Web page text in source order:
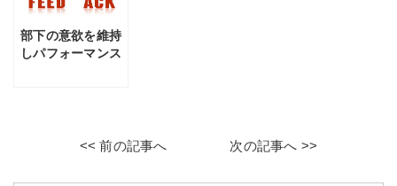
部下の意欲を維持
しパフォーマンス
<< 前の記事へ 次の記事へ >>